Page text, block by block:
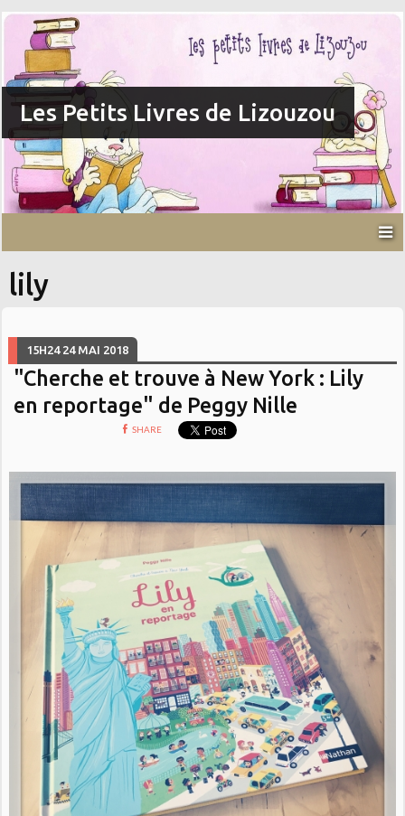
Les Petits Livres de Lizouzou
lily
15H24 24 MAI 2018
"Cherche et trouve à New York : Lily
en reportage" de Peggy Nille
SHARE